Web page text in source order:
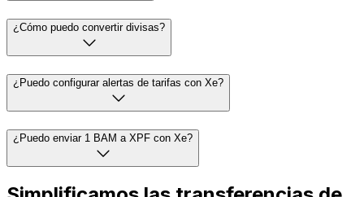
¿Cómo puedo convertir divisas?
¿Puedo configurar alertas de tarifas con Xe?
¿Puedo enviar 1 BAM a XPF con Xe?